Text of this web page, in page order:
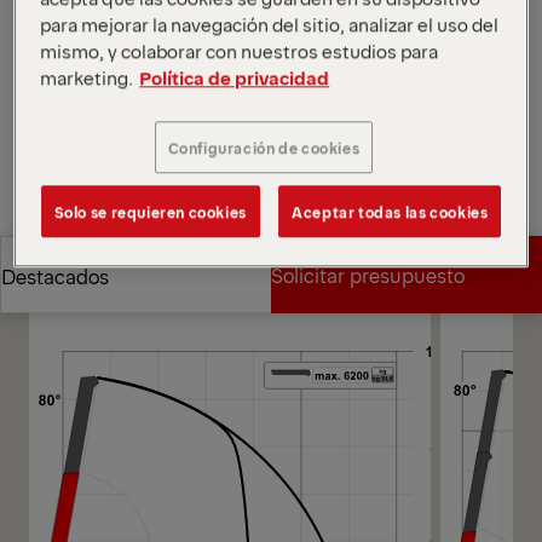
Abrir diagramas
Solicitar presupuesto
Solicitar presupuesto
Encontrar socio comercial
Encontrar socio comercial
Destacados
Destacados
Solicitar presupuesto
Solicitar presupuesto
Diagramas
para mejorar la navegación del sitio, analizar el uso del
mismo, y colaborar con nuestros estudios para
marketing. Política de privacidad
Configuración de cookies
Solo se requieren cookies Aceptar todas las cookies